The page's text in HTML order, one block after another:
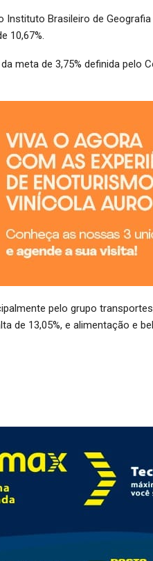
Brasileiro de Geografia
10,67%.
meta de 3,75% definida pelo
pelo grupo
de 13,05%, e alimentação e